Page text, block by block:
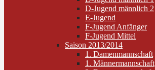
D-Jugend männlich 2
E-Jugend
F-Jugend Anfänger
F-Jugend Mittel
Saison 2013/2014
1. Damenmannschaft
1. Männermannschaft